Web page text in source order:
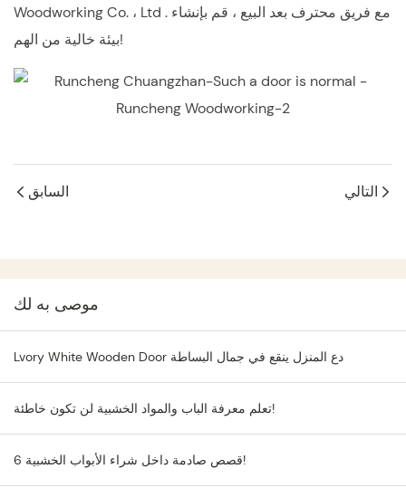
Woodworking Co. ، Ltd . مع فريق محترف بعد البيع ، قم بإنشاء
بيئة خالية من الهم!
السابق التالي
موصى به لك
Lvory White Wooden Door دع المنزل ينقع في جمال البساطة
تعلم معرفة الباب والمواد الخشبية لن تكون خاطئة!
6 قصص صادمة داخل شراء الأبواب الخشبية!